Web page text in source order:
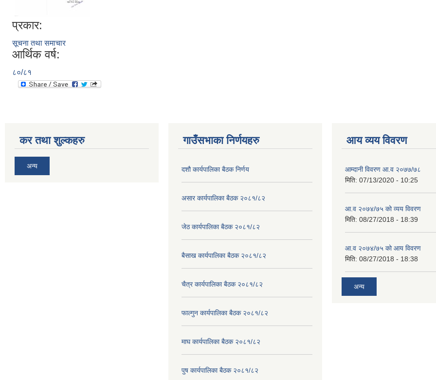
प्रकार:
सूचना तथा समाचार
आर्थिक वर्ष:
८०/८१
कर तथा शुल्कहरु
अन्य
गाउँसभाका निर्णयहरु
दशौ कार्यपालिका बैठक निर्णय
असार कार्यपालिका बैठक २०८१/८२
जेठ कार्यपालिका बैठक २०८१/८२
बैसाख कार्यपालिका बैठक २०८१/८२
चैत्र कार्यपालिका बैठक २०८१/८२
फाल्गुन कार्यपालिका बैठक २०८१/८२
माघ कार्यपालिका बैठक २०८१/८२
पुष कार्यपालिका बैठक २०८१/८२
आय व्यय विवरण
आम्दानी विवरण आ.व २०७७/७८
मिति: 07/13/2020 - 10:25
आ.व २०७४/७५ को व्यय विवरण
मिति: 08/27/2018 - 18:39
आ.व २०७४/७५ को आय विवरण
मिति: 08/27/2018 - 18:38
अन्य